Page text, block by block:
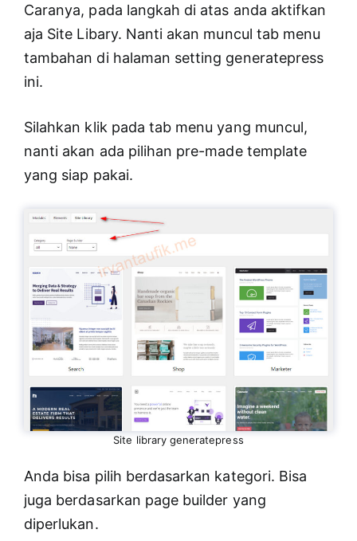
Caranya, pada langkah di atas anda aktifkan
aja Site Libary. Nanti akan muncul tab menu
tambahan di halaman setting generatepress
ini.
Silahkan klik pada tab menu yang muncul,
nanti akan ada pilihan pre-made template
yang siap pakai.
Site library generatepress
Anda bisa pilih berdasarkan kategori. Bisa
juga berdasarkan page builder yang
diperlukan.